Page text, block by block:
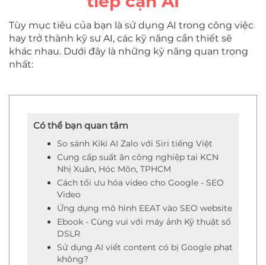
Tùy mục tiêu của bạn là sử dụng AI trong công việc
hay trở thành kỹ sư AI, các kỹ năng cần thiết sẽ
khác nhau. Dưới đây là những kỹ năng quan trọng
nhất:
Có thể bạn quan tâm
So sánh Kiki AI Zalo với Siri tiếng Việt
Cung cấp suất ăn công nghiệp tai KCN
Nhị Xuân, Hóc Môn, TPHCM
Cách tối ưu hóa video cho Google - SEO
Video
Ứng dụng mô hình EEAT vào SEO website
Ebook - Cùng vui với máy ảnh Kỹ thuật số
DSLR
Sử dụng AI viết content có bị Google phạt
không?